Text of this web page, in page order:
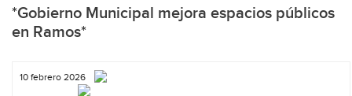
*Gobierno Municipal mejora espacios públicos
en Ramos*
10 febrero 2026